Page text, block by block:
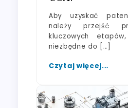
Aby uzyskać
należy przejść
kluczowych
niezbędne do […]
Czytaj więcej...